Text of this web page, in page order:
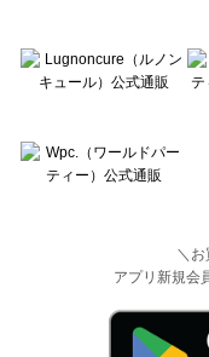
＼お
アプリ新規会